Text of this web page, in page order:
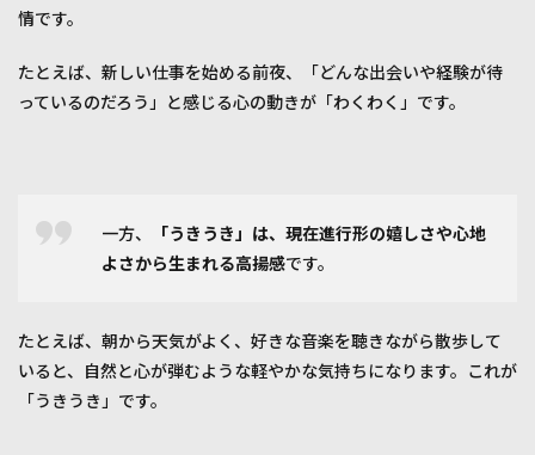
情です。
たとえば、新しい仕事を始める前夜、「どんな出会いや経験が待
っているのだろう」と感じる心の動きが「わくわく」です。
一方、
「うきうき」は、現在進行形の嬉しさや心地
よさから生まれる高揚感です。
たとえば、朝から天気がよく、好きな音楽を聴きながら散歩して
いると、自然と心が弾むような軽やかな気持ちになります。これが
「うきうき」です。